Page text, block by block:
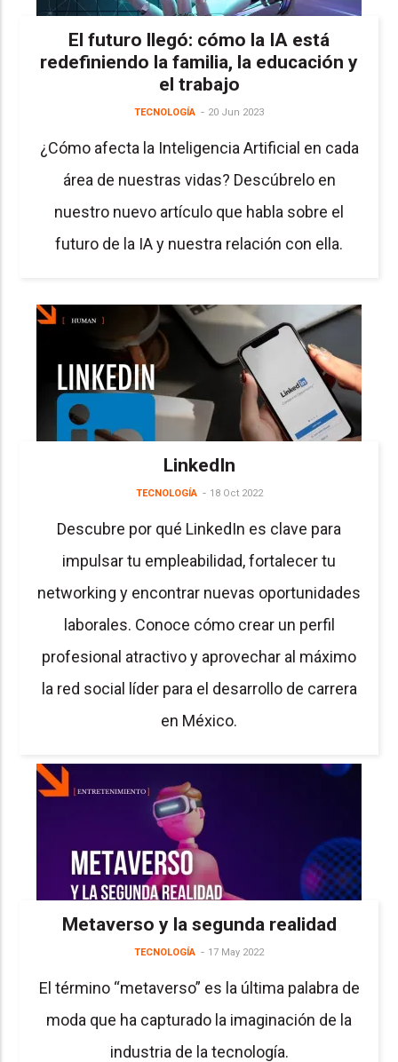
El futuro llegó: cómo la IA está
redefiniendo la familia, la educación y
el trabajo
TECNOLOGÍA 20 Jun 2023
¿Cómo afecta la Inteligencia Artificial en cada
área de nuestras vidas? Descúbrelo en
nuestro nuevo artículo que habla sobre el
futuro de la IA y nuestra relación con ella.
LinkedIn
TECNOLOGÍA 18 Oct 2022
Descubre por qué LinkedIn es clave para
impulsar tu empleabilidad, fortalecer tu
networking y encontrar nuevas oportunidades
laborales. Conoce cómo crear un perfil
profesional atractivo y aprovechar al máximo
la red social líder para el desarrollo de carrera
en México.
Metaverso y la segunda realidad
TECNOLOGÍA 17 May 2022
El término “metaverso” es la última palabra de
moda que ha capturado la imaginación de la
industria de la tecnología.